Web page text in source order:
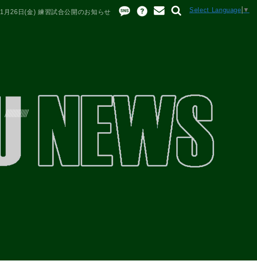
Select Language ▼
1月26日(金) 練習試合公開のお知らせ